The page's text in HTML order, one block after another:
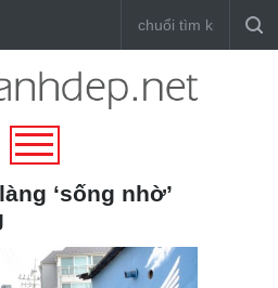
‘sống nhờ’